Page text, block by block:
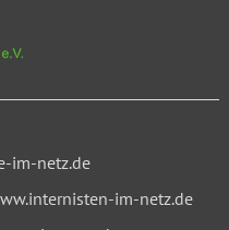
im-netz.de
im-netz.de